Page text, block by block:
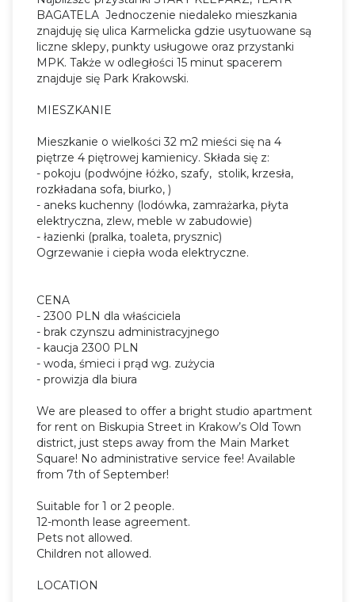
BAGATELA Jednoczenie niedaleko mieszkania
znajduję się ulica Karmelicka gdzie usytuowane są
liczne sklepy, punkty usługowe oraz przystanki
MPK. Także w odległości 15 minut spacerem
znajduje się Park Krakowski.
MIESZKANIE
Mieszkanie o wielkości 32 m2 mieści się na 4
piętrze 4 piętrowej kamienicy. Składa się z:
- pokoju (podwójne łóżko, szafy, stolik, krzesła,
rozkładana sofa, biurko, )
- aneks kuchenny (lodówka, zamrażarka, płyta
elektryczna, zlew, meble w zabudowie)
- łazienki (pralka, toaleta, prysznic)
Ogrzewanie i ciepła woda elektryczne.
CENA
- 2300 PLN dla właściciela
- brak czynszu administracyjnego
- kaucja 2300 PLN
- woda, śmieci i prąd wg. zużycia
- prowizja dla biura
We are pleased to offer a bright studio apartment
for rent on Biskupia Street in Krakow’s Old Town
district, just steps away from the Main Market
Square! No administrative service fee! Available
from 7th of September!
Suitable for 1 or 2 people.
12-month lease agreement.
Pets not allowed.
Children not allowed.
LOCATION